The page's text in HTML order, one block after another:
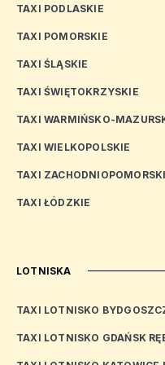
TAXI PODLASKIE
TAXI POMORSKIE
TAXI ŚLĄSKIE
TAXI ŚWIĘTOKRZYSKIE
TAXI WARMIŃSKO-
TAXI WIELKOPOLSKIE
TAXI
TAXI ŁÓDZKIE
LOTNISKA
TAXI LOTNISKO
TAXI LOTNISKO GDAŃSK